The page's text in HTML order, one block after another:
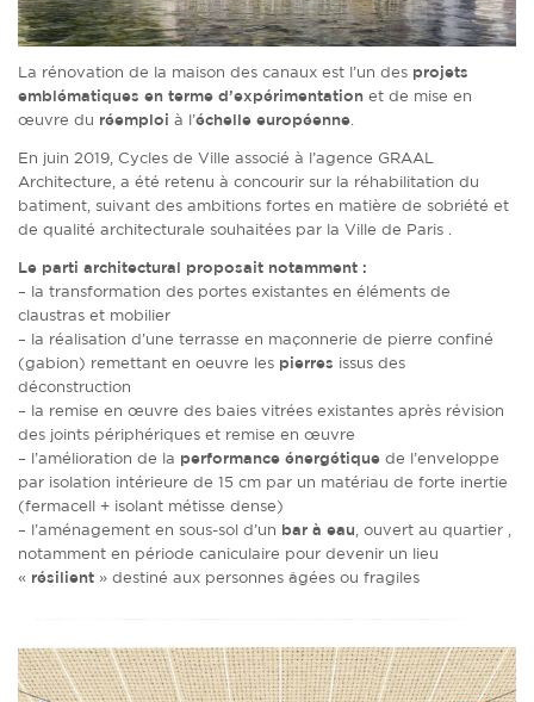
La rénovation de la maison des canaux est l’un des projets
emblématiques en terme d’expérimentation et de mise en
œuvre du réemploi à l’échelle européenne.
En juin 2019, Cycles de Ville associé à l’agence GRAAL
Architecture, a été retenu à concourir sur la réhabilitation du
batiment, suivant des ambitions fortes en matière de sobriété et
de qualité architecturale souhaitées par la Ville de Paris .
Le parti architectural proposait notamment :
– la transformation des portes existantes en éléments de
claustras et mobilier
– la réalisation d’une terrasse en maçonnerie de pierre confiné
(gabion) remettant en oeuvre les pierres issus des
déconstruction
– la remise en œuvre des baies vitrées existantes après révision
des joints périphériques et remise en œuvre
– l’amélioration de la performance énergétique de l’enveloppe
par isolation intérieure de 15 cm par un matériau de forte inertie
(fermacell + isolant métisse dense)
– l’aménagement en sous-sol d’un bar à eau, ouvert au quartier ,
notamment en période caniculaire pour devenir un lieu
« résilient » destiné aux personnes âgées ou fragiles